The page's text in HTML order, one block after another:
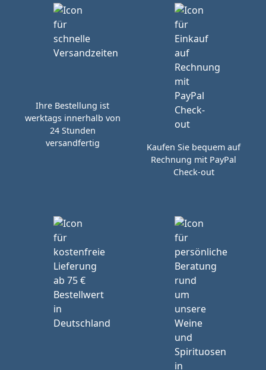
Ihre Bestellung ist
werktags innerhalb von
24 Stunden
versandfertig
Kaufen Sie bequem auf
Rechnung mit PayPal
Check-out